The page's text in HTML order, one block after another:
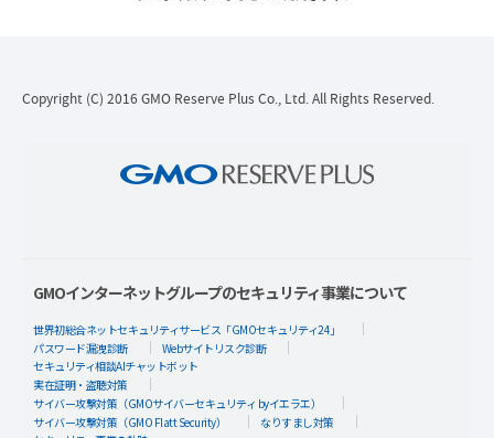
Copyright (C) 2016 GMO Reserve Plus Co., Ltd. All Rights Reserved.
GMOインターネットグループのセキュリティ事業について
世界初総合ネットセキュリティサービス「GMOセキュリティ24」
パスワード漏洩診断
Webサイトリスク診断
セキュリティ相談AIチャットボット
実在証明・盗聴対策
サイバー攻撃対策（GMOサイバーセキュリティ byイエラエ）
サイバー攻撃対策（GMO Flatt Security）
なりすまし対策